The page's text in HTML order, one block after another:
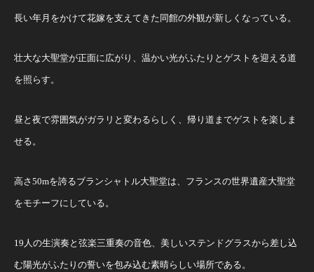
長い年月をかけて花嫁を支えてきた同館の外観が新しくなっている。
壮大な大聖堂が正面に広がり、温かい光がふたりとゲストを迎える道
を照らす。
昼と夜で雰囲気がガラリと変わるらしく、帰り道までゲストを楽しま
せる。
高さ50mを誇るブランシャトル大聖堂は、フランスの世界遺産大聖堂
をモチーフにしている。
19人の生演奏と弦楽三重奏の音色、美しいステンドグラスから差し込
む陽光がふたりの誓いを包み込む素晴らしい場所である。